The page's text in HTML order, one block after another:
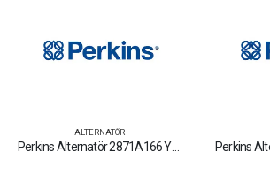
ALTERNATÖR
Perkins Alternatör 2871A166 Yedek Parça Fiyat Tamir Bakım Satan Firmalar